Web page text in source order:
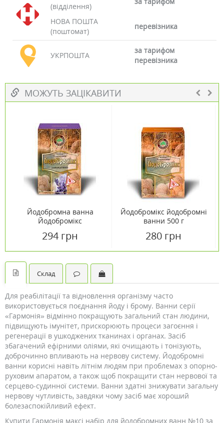
(відділення)
НОВА ПОШТА
(поштомат)
перевізника
УКРПОШТА
за тарифом
перевізника
МОЖУТЬ ЗАЦІКАВИТИ
Йодобромна ванна
Йодобромікс
294 грн
Йодобромікс йодобромні
ванни 500 г
280 грн
Склад
Для реабілітації та відновлення організму часто
використовується поєднання йоду і брому. Ванни серії
«Гармонія» відмінно покращують загальний стан людини,
підвищують імунітет, прискорюють процеси загоєння і
регенерації в ушкоджених тканинах і органах. Засіб
збагачений ефірними оліями, які очищають і тонізують,
доброчинно впливають на нервову систему. Йодобромні
ванни корисні навіть літнім людям при проблемах з опорно-
руховим апаратом, а також щоб покращити стан нервової та
серцево-судинної системи. Ванни здатні знижувати загальну
нервову чутливість, завдяки чому засіб має хороший
болезаспокійливий ефект.
Купити Гармонія максі набір для йодобромних ванн №10 за